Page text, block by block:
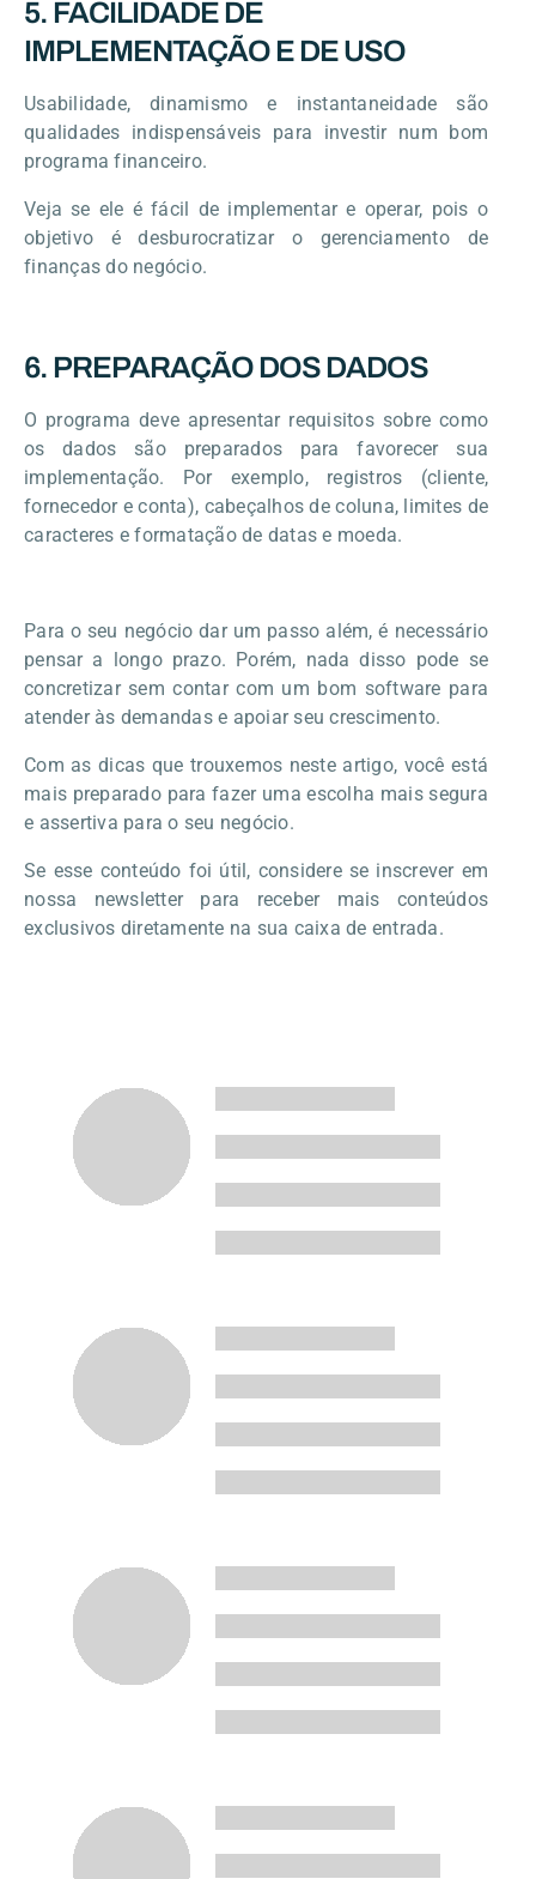
5. FACILIDADE DE
IMPLEMENTAÇÃO E DE USO
Usabilidade, dinamismo e instantaneidade são
qualidades indispensáveis para investir num bom
programa financeiro.
Veja se ele é fácil de implementar e operar, pois o
objetivo é desburocratizar o gerenciamento de
finanças do negócio.
6. PREPARAÇÃO DOS DADOS
O programa deve apresentar requisitos sobre como
os dados são preparados para favorecer sua
implementação. Por exemplo, registros (cliente,
fornecedor e conta), cabeçalhos de coluna, limites de
caracteres e formatação de datas e moeda.
Para o seu negócio dar um passo além, é necessário
pensar a longo prazo. Porém, nada disso pode se
concretizar sem contar com um bom software para
atender às demandas e apoiar seu crescimento.
Com as dicas que trouxemos neste artigo, você está
mais preparado para fazer uma escolha mais segura
e assertiva para o seu negócio.
Se esse conteúdo foi útil, considere se inscrever em
nossa newsletter para receber mais conteúdos
exclusivos diretamente na sua caixa de entrada.